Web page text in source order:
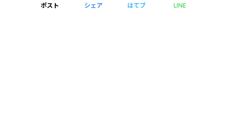
ポスト シェア はてブ LINE